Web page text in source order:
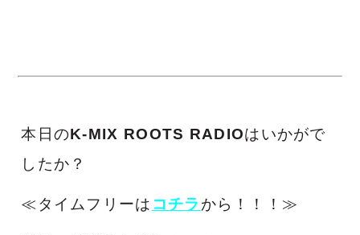
本日のK-MIX ROOTS RADIOはいかがで
したか？
≪タイムフリーは コチラ から！！！≫